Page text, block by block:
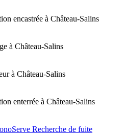
encastrée à Château-Salins
à Château-Salins
à Château-Salins
enterrée à Château-Salins
Recherche de fuite